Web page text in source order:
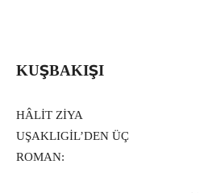
KUŞBAKIŞI
HÂLİT ZİYA
UŞAKLIGİL’DEN ÜÇ
ROMAN: